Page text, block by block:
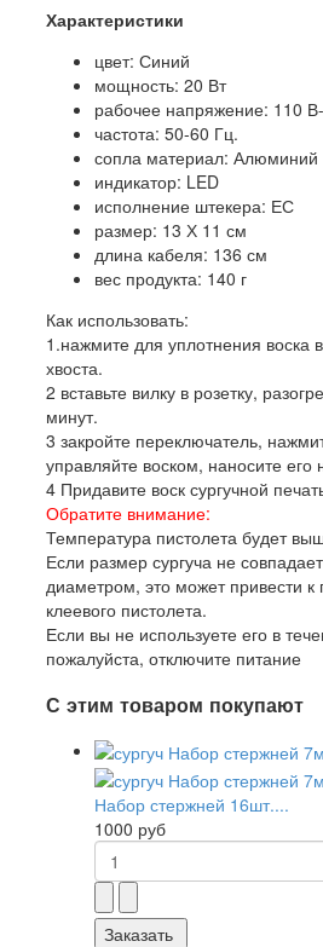
Характеристики
цвет: Синий
мощность: 20 Вт
рабочее напряжение: 110
частота: 50-60 Гц.
сопла материал: Алюминий
индикатор: LED
исполнение штекера: ЕС
размер: 13 Х 11 см
длина кабеля: 136 см
вес продукта: 140 г
Как использовать:
1.нажмите для уплотнения воска
хвоста.
2 вставьте вилку в розетку,
минут.
3 закройте переключатель,
управляйте воском, наносите его
4 Придавите воск сургучной
Обратите внимание:
Температура пистолета будет
Если размер сургуча не
диаметром, это может привести
клеевого пистолета.
Если вы не используете его в
пожалуйста, отключите питание
С этим товаром покупают
Набор стержней 16шт....
1000 руб
Заказать